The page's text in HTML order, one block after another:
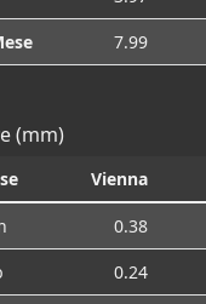
7.99
(mm)
Vienna
0.38
0.24